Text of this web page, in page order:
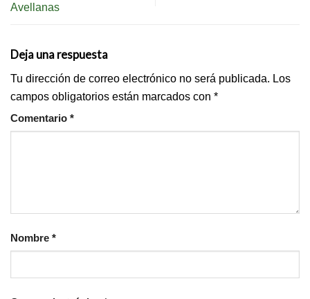
Avellanas
Deja una respuesta
Tu dirección de correo electrónico no será publicada. Los
campos obligatorios están marcados con *
Comentario *
Nombre *